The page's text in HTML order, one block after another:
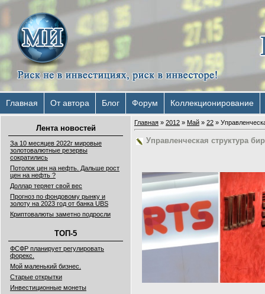
Главная От автора Блог Форум Коллекционирование
Лента новостей
За 10 месяцев 2022г мировые
золотовалютные резервы
сократились
Потолок цен на нефть. Дальше рост
цен на нефть ?
Доллар теряет свой вес
Прогноз по фондовому рынку и
золоту на 2023 год от банка UBS
Криптовалюты заметно подросли
ТОП-5
ФСФР планирует регулировать
форекс.
Мой маленький бизнес.
Старые открытки
Инвестиционные монеты
Главная » 2012 » Май » 22 »
Управленческая структура